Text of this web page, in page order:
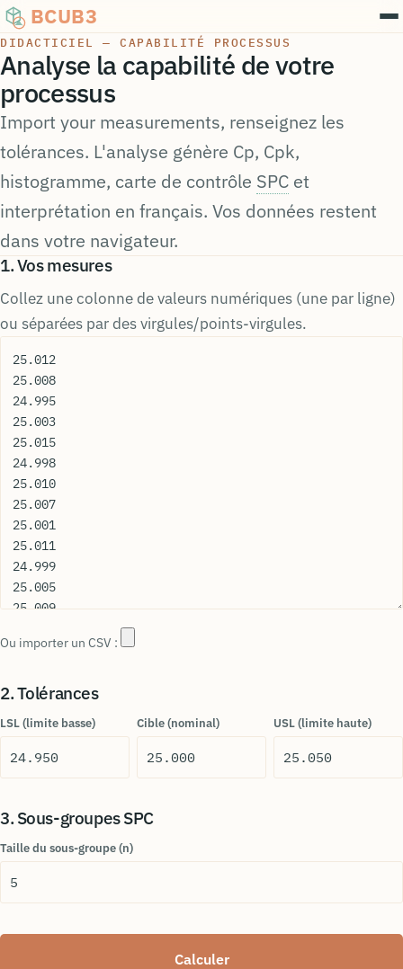
BCUB3
DIDACTICIEL — CAPABILITÉ PROCESSUS
Analyse la capabilité de votre
processus
Import your measurements, renseignez les
tolérances. L'analyse génère Cp, Cpk,
histogramme, carte de contrôle SPC et
interprétation en français. Vos données restent
dans votre navigateur.
1. Vos mesures
Collez une colonne de valeurs numériques (une par ligne)
ou séparées par des virgules/points-virgules.
Ou importer un CSV :
2. Tolérances
LSL (limite basse) Cible (nominal) USL (limite haute)
3. Sous-groupes SPC
Taille du sous-groupe (n)
Calculer